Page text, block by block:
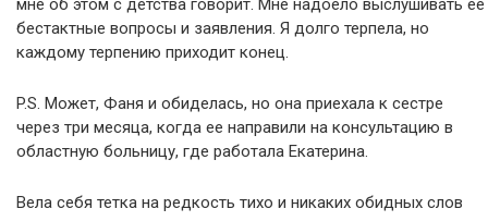
мне об этом с детства говорит. Мне надоело выслушивать ее
бестактные вопросы и заявления. Я долго терпела, но
каждому терпению приходит конец.
P.S. Может, Фаня и обиделась, но она приехала к сестре
через три месяца, когда ее направили на консультацию в
областную больницу, где работала Екатерина.
Вела себя тетка на редкость тихо и никаких обидных слов